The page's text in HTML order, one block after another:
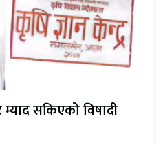
सकिएको विषादी